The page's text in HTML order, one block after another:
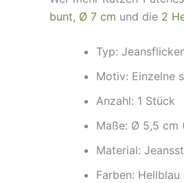
bunt, Ø 7 cm und die 2
Typ:
Motiv: Einzelne
Anzahl: 1 Stück
Maße: Ø 5,5 cm
Material:
Farben: